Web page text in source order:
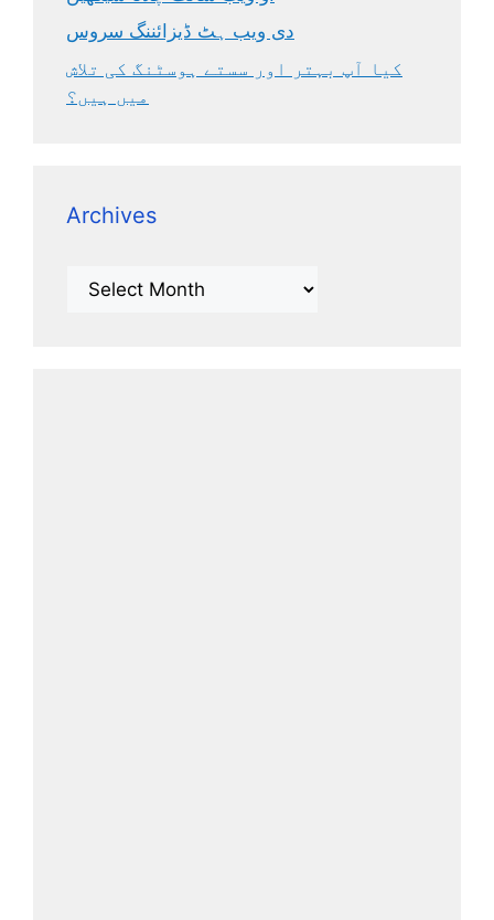
دی ویب ہٹ ڈیزائننگ سروس
کیا آپ بہتر اور سستے ہوسٹنگ کی تلاش
میں ہیں؟
Archives
Archives